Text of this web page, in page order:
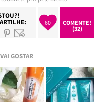
60
COMENTE!
(32)
GOSTAR